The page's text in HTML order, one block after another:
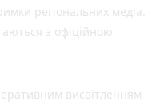
регіональних медіа.
з офіційною
висвітленням